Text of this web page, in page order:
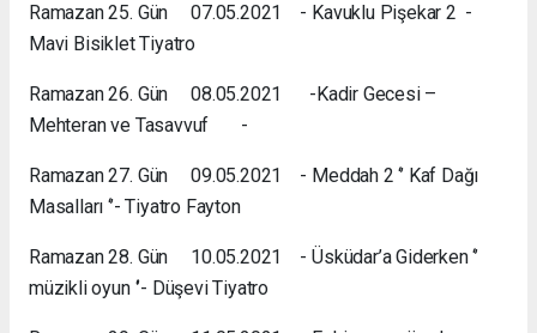
Ramazan 25. Gün 07.05.2021 - Kavuklu Pişekar 2 -
Mavi Bisiklet Tiyatro
Ramazan 26. Gün 08.05.2021 -Kadir Gecesi –
Mehteran ve Tasavvuf -
Ramazan 27. Gün 09.05.2021 - Meddah 2 ‘’ Kaf Dağı
Masalları ‘’- Tiyatro Fayton
Ramazan 28. Gün 10.05.2021 - Üsküdar’a Giderken ‘’
müzikli oyun ‘’- Düşevi Tiyatro